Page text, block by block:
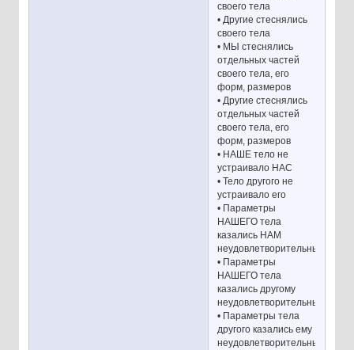
своего тела
• Другие стеснялись
своего тела
• МЫ стеснялись
отдельных частей
своего тела, его
форм, размеров
• Другие стеснялись
отдельных частей
своего тела, его
форм, размеров
• НАШЕ тело не
устраивало НАС
• Тело другого не
устраивало его
• Параметры
НАШЕГО тела
казались НАМ
неудовлетворительными
• Параметры
НАШЕГО тела
казались другому
неудовлетворительными
• Параметры тела
другого казались ему
неудовлетворительными